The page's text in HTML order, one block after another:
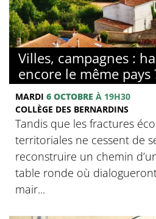
Villes, campagnes :
encore le même pays
MARDI 6 OCTOBRE À 19H30
COLLÈGE DES BERNARDINS
Tandis que les fractures
territoriales ne cessent de
reconstruire un chemin
table ronde où
mair...